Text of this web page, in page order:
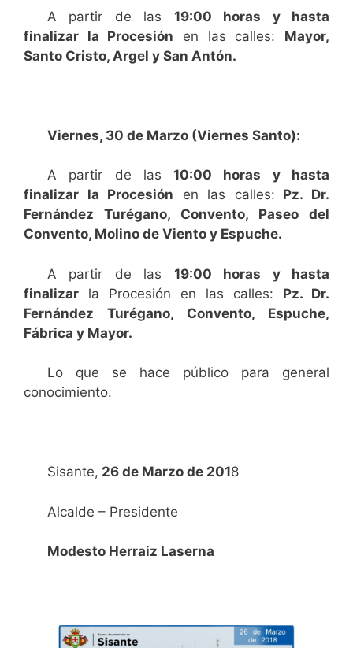
A partir de las 19:00 horas y hasta
finalizar la Procesión en las calles: Mayor,
Santo Cristo, Argel y San Antón.
Viernes, 30 de Marzo (Viernes Santo):
A partir de las10:00 horas y hasta
finalizar la Procesión en las calles: Pz. Dr.
Fernández Turégano, Convento, Paseo del
Convento, Molino de Viento y Espuche.
A partir de las 19:00 horas y hasta
finalizar la Procesión en las calles: Pz. Dr.
Fernández Turégano, Convento, Espuche,
Fábrica y Mayor.
Lo que se hace público para general
conocimiento.
Sisante, 26 de Marzo de 2018
Alcalde – Presidente
Modesto Herraiz Laserna